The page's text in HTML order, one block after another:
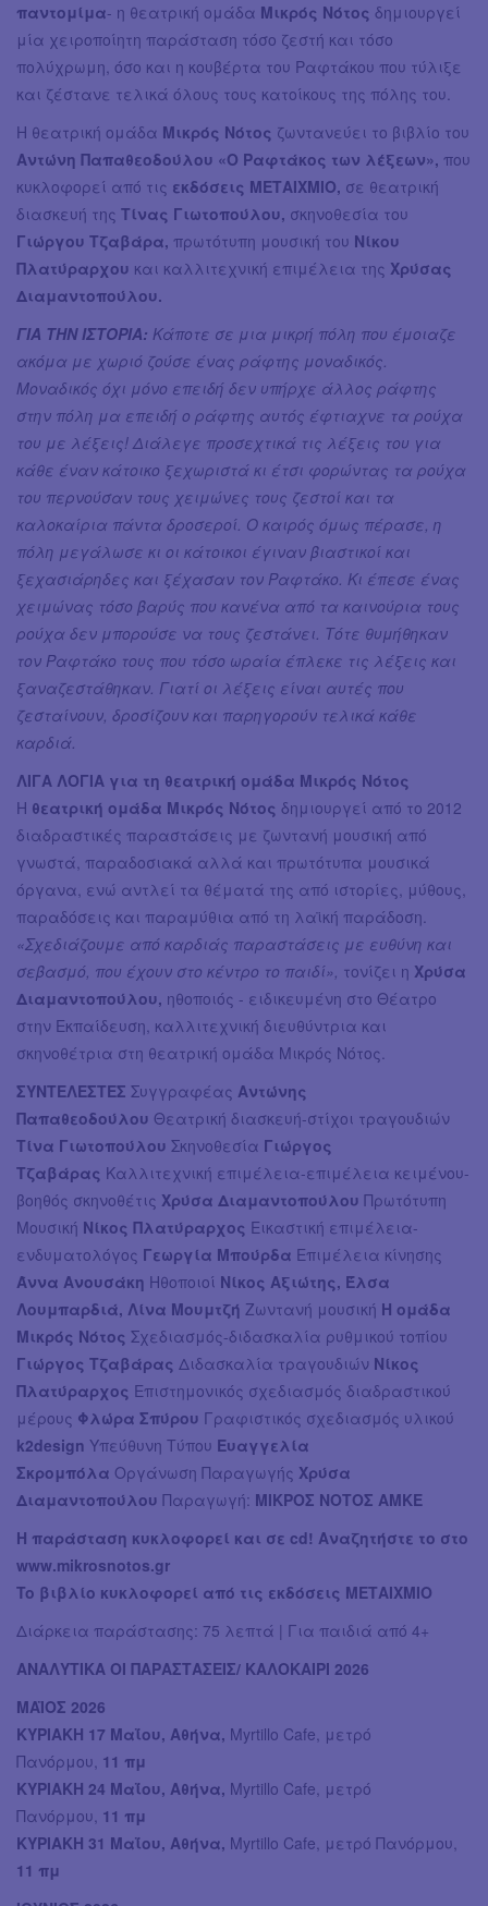
παντομίμα- η θεατρική ομάδα Μικρός Νότος δημιουργεί
μία χειροποίητη παράσταση τόσο ζεστή και τόσο
πολύχρωμη, όσο και η κουβέρτα του Ραφτάκου που τύλιξε
και ζέστανε τελικά όλους τους κατοίκους της πόλης του.
Η θεατρική ομάδα Μικρός Νότος ζωντανεύει το βιβλίο του
Αντώνη Παπαθεοδούλου «Ο Ραφτάκος των λέξεων», που
κυκλοφορεί από τις εκδόσεις ΜΕΤΑΙΧΜΙΟ, σε θεατρική
διασκευή της Τίνας Γιωτοπούλου, σκηνοθεσία του
Γιώργου Τζαβάρα, πρωτότυπη μουσική του Νίκου
Πλατύραρχου και καλλιτεχνική επιμέλεια της Χρύσας
Διαμαντοπούλου.
ΓΙΑ ΤΗΝ ΙΣΤΟΡΙΑ: Κάποτε σε μια μικρή πόλη που έμοιαζε
ακόμα με χωριό ζούσε ένας ράφτης μοναδικός.
Μοναδικός όχι μόνο επειδή δεν υπήρχε άλλος ράφτης
στην πόλη μα επειδή ο ράφτης αυτός έφτιαχνε τα ρούχα
του με λέξεις! Διάλεγε προσεχτικά τις λέξεις του για
κάθε έναν κάτοικο ξεχωριστά κι έτσι φορώντας τα ρούχα
του περνούσαν τους χειμώνες τους ζεστοί και τα
καλοκαίρια πάντα δροσεροί. Ο καιρός όμως πέρασε, η
πόλη μεγάλωσε κι οι κάτοικοι έγιναν βιαστικοί και
ξεχασιάρηδες και ξέχασαν τον Ραφτάκο. Κι έπεσε ένας
χειμώνας τόσο βαρύς που κανένα από τα καινούρια τους
ρούχα δεν μπορούσε να τους ζεστάνει. Τότε θυμήθηκαν
τον Ραφτάκο τους που τόσο ωραία έπλεκε τις λέξεις και
ξαναζεστάθηκαν. Γιατί οι λέξεις είναι αυτές που
ζεσταίνουν, δροσίζουν και παρηγορούν τελικά κάθε
καρδιά.
ΛΙΓΑ ΛΟΓΙΑ για τη θεατρική ομάδα Μικρός Νότος
Η θεατρική ομάδα Μικρός Νότος δημιουργεί από το 2012
διαδραστικές παραστάσεις με ζωντανή μουσική από
γνωστά, παραδοσιακά αλλά και πρωτότυπα μουσικά
όργανα, ενώ αντλεί τα θέματά της από ιστορίες, μύθους,
παραδόσεις και παραμύθια από τη λαϊκή παράδοση.
«Σχεδιάζουμε από καρδιάς παραστάσεις με ευθύνη και
σεβασμό, που έχουν στο κέντρο το παιδί», τονίζει η Χρύσα
Διαμαντοπούλου, ηθοποιός - ειδικευμένη στο Θέατρο
στην Εκπαίδευση, καλλιτεχνική διευθύντρια και
σκηνοθέτρια στη θεατρική ομάδα Μικρός Νότος.
ΣΥΝΤΕΛΕΣΤΕΣ Συγγραφέας Αντώνης
Παπαθεοδούλου Θεατρική διασκευή-στίχοι τραγουδιών
Τίνα Γιωτοπούλου Σκηνοθεσία Γιώργος
Τζαβάρας Καλλιτεχνική επιμέλεια-επιμέλεια κειμένου-
βοηθός σκηνοθέτις Χρύσα Διαμαντοπούλου Πρωτότυπη
Μουσική Νίκος Πλατύραρχος Εικαστική επιμέλεια-
ενδυματολόγος Γεωργία Μπούρδα Επιμέλεια κίνησης
Άννα Ανουσάκη Ηθοποιοί Νίκος Αξιώτης, Έλσα
Λουμπαρδιά, Λίνα Μουμτζή Ζωντανή μουσική Η ομάδα
Μικρός Νότος Σχεδιασμός-διδασκαλία ρυθμικού τοπίου
Γιώργος Τζαβάρας Διδασκαλία τραγουδιών Νίκος
Πλατύραρχος Επιστημονικός σχεδιασμός διαδραστικού
μέρους Φλώρα Σπύρου Γραφιστικός σχεδιασμός υλικού
k2design Υπεύθυνη Τύπου Ευαγγελία
Σκρομπόλα Οργάνωση Παραγωγής Χρύσα
Διαμαντοπούλου Παραγωγή: ΜΙΚΡΟΣ ΝΟΤΟΣ ΑΜΚΕ
Η παράσταση κυκλοφορεί και σε cd! Αναζητήστε το στο
www.mikrosnotos.gr
To βιβλίο κυκλοφορεί από τις εκδόσεις ΜΕΤΑΙΧΜΙΟ
Διάρκεια παράστασης: 75 λεπτά | Για παιδιά από 4+
ΑΝΑΛΥΤΙΚΑ ΟΙ ΠΑΡΑΣΤΑΣΕΙΣ/ ΚΑΛΟΚΑΙΡΙ 2026
ΜΑΪΟΣ 2026
ΚΥΡΙΑΚΗ 17 Μαΐου, Αθήνα, Myrtillo Cafe, μετρό
Πανόρμου, 11 πμ
ΚΥΡΙΑΚΗ 24 Μαΐου, Αθήνα, Myrtillo Cafe, μετρό
Πανόρμου, 11 πμ
ΚΥΡΙΑΚΗ 31 Μαΐου, Αθήνα, Myrtillo Cafe, μετρό Πανόρμου,
11 πμ